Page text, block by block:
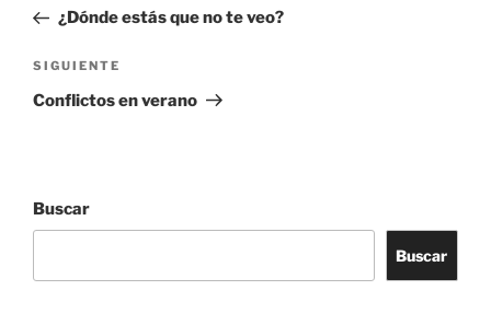
entradas
anterior:
¿Dónde estás que no te veo?
Siguiente
entrada
SIGUIENTE
Conflictos en verano
Buscar
Buscar